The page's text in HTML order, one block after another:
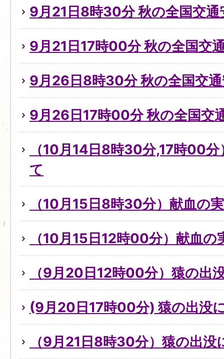
9月21日8時30分 秋の全国交
9月21日17時00分 秋の全国交
9月26日8時30分 秋の全国交
9月26日17時00分 秋の全国交
（10月14日8時30分,17時00
て
（10月15日8時30分）献血の
（10月15日12時00分）献血の
（9月20日12時00分）猿の出
(9月20日17時00分) 猿の出没
（9月21日8時30分）猿の出没